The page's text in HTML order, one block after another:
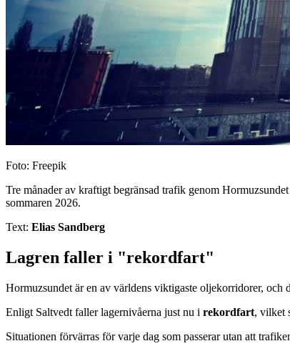
Foto: Freepik
Tre månader av kraftigt begränsad trafik genom
sommaren 2026.
Text: Elias Sandberg
Lagren faller i "rekordfart"
Hormuzsundet är en av världens viktigaste oljekorridorer,
Enligt Saltvedt faller lagernivåerna just nu i rekordfart, vilket
Situationen förvärras för varje dag som passerar utan att